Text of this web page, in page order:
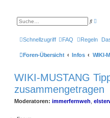
S
h
e i
e
S
u
c
h
e
Schnellzugriff FAQ Regeln
Foren-Übersicht Infos WIKI-
WIKI-MUSTANG
zusammengetragen
Moderatoren: immerfernweh